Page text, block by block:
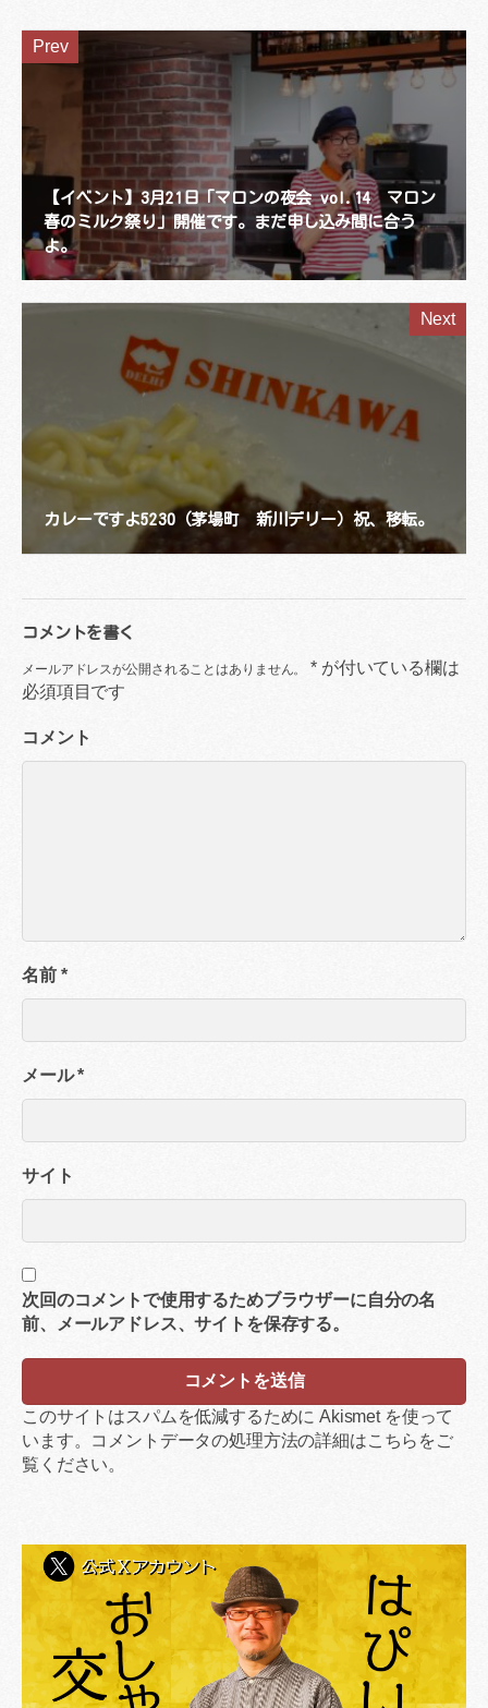
Prev
【イベント】3月21日「マロンの夜会 vol.14 マロン
春のミルク祭り」開催です。まだ申し込み間に合う
よ。
Next
カレーですよ5230（茅場町 新川デリー）祝、移転。
コメントを書く
メールアドレスが公開されることはありません。 * が付いている欄は
必須項目です
コメント
名前 *
メール*
サイト
次回のコメントで使用するためブラウザーに自分の名
前、メールアドレス、サイトを保存する。
このサイトはスパムを低減するために Akismet を使って
います。 コメントデータの処理方法の詳細はこちらをご
覧ください。